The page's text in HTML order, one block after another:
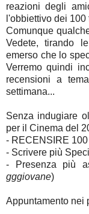
reazioni degli
l'obbiettivo dei 100
Comunque
Vedete, tirando
emerso che lo
Verremo quindi
recensioni a
settimana...
Senza indugiare
per il Cinema del
- RECENSIRE
- Scrivere più
- Presenza più
gggiovane)
Appuntamento nei